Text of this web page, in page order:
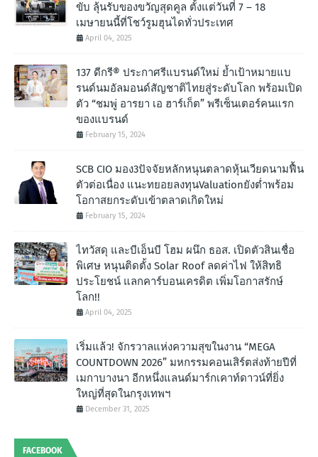
ขับ ลุ้นรับของขวัญสุดคูล ตั้งแต่วันที่ 7 – 18
เมษายนนี้ที่โชว์รูมฮุนไดทั่วประเทศ
April 04, 2025
137 ดีกรี® ประกาศรีแบรนด์ใหม่ ย้ำเป้าหมายแบ
รนด์นมอัลมอนด์สัญชาติไทยสู่ระดับโลก พร้อมเปิด
ตัว “ชมพู่ อารยา เอ ฮาร์เก็ต” พรีเซ็นเตอร์คนแรก
ของแบรนด์
February 15, 2024
SCB CIO มอง3ปัจจัยหลักหนุนตลาดหุ้นเวียดนามฟื้น
ตัวต่อเนื่อง แนะทยอยลงทุนValuationยังต่ำพร้อม
โอกาสยกระดับเข้าตลาดเกิดใหม่
February 15, 2024
ไทวัสดุ และบีเอ็นบี โฮม ผนึก ธอส. เปิดตัวสินเชื่อ
พิเศษ หนุนติดตั้ง Solar Roof ลดค่าไฟ ให้สิทธิ
ประโยชน์ แลกคาร์บอนเครดิต เพิ่มโอกาสรักษ์
โลก!!
April 04, 2025
เริ่มแล้ว! จักรวาลแห่งความสุขในงาน “MEGA
COUNTDOWN 2026” มหกรรมคอนเสิร์ตส่งท้ายปีที่
เมกาบางนา อีกหนึ่งแลนด์มาร์กเคาท์ดาวน์ที่ยิ่ง
ใหญ่ที่สุดในกรุงเทพฯ
December 31, 2025
FACEBOOK